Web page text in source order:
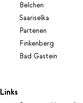
Belchen
Saariselka
Partenen
Finkenberg
Bad Gastein
Links